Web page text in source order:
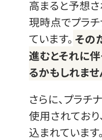
高まると予想
現時点でプラ
ています。 その
進むとそれに
るかもしれませ
さらに、プラ
使用されてお
込まれています